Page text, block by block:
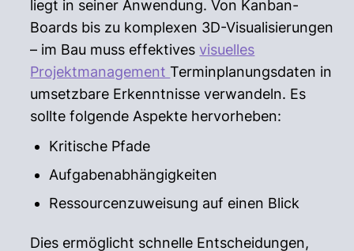
liegt in seiner Anwendung. Von Kanban-
Boards bis zu komplexen 3D-Visualisierungen
– im Bau muss effektivesvisuelles
ProjektmanagementTerminplanungsdaten in
umsetzbare Erkenntnisse verwandeln. Es
sollte folgende Aspekte hervorheben:
Kritische Pfade
Aufgabenabhängigkeiten
Ressourcenzuweisung auf einen Blick
Dies ermöglicht schnelle Entscheidungen,